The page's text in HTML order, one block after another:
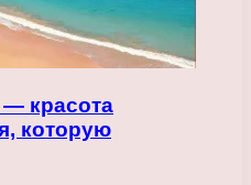
красота
которую